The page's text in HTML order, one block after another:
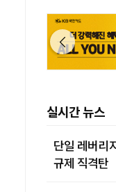
실시간 뉴스
단일 레버리
규제 직격탄